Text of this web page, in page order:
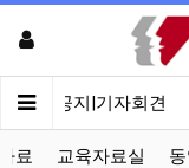
인 공지|기자회견
료 교육자료실